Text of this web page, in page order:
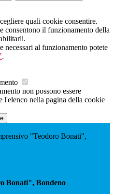
quali cookie consentire.
consentono il funzionamento della
necessari al funzionamento potete
.
non possono essere
l'elenco nella pagina della cookie
"Teodoro Bonati",
Bonati", Bondeno